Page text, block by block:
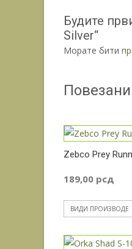
Будите
Silver“
Морате бити
Zebco Prey
189,00 рсд
ВИДИ ПРОИЗВОДЕ